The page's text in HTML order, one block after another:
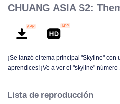
CHUANG ASIA S2:
¡Se lanzó el tema principal "Skyline" con
aprendices! ¡Ve a ver el "skyline" número
Lista de reproducción